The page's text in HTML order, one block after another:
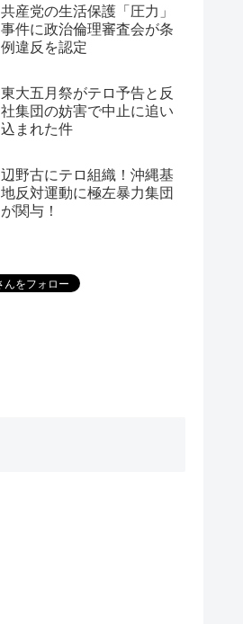
共産党の生活保護「圧力」
事件に政治倫理審査会が条
例違反を認定
東大五月祭がテロ予告と反
社集団の妨害で中止に追い
込まれた件
辺野古にテロ組織！沖縄基
地反対運動に極左暴力集団
が関与！